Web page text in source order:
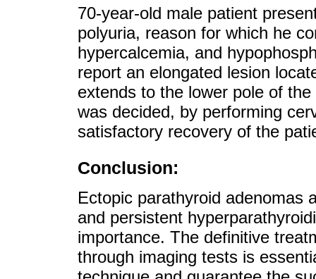
70-year-old male patient
polyuria, reason for which he
hypercalcemia, and
report an elongated lesion
extends to the lower pole of
was decided, by performing
satisfactory recovery of the
Conclusion:
Ectopic parathyroid adenomas
and persistent
importance. The definitive
through imaging tests is